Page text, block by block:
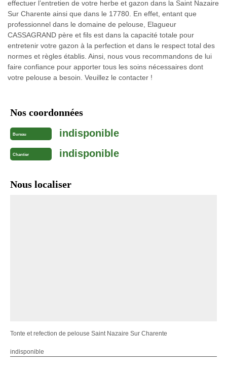
effectuer l’entretien de votre herbe et gazon dans la Saint Nazaire
Sur Charente ainsi que dans le 17780. En effet, entant que
professionnel dans le domaine de pelouse, Elagueur
CASSAGRAND père et fils est dans la capacité totale pour
entretenir votre gazon à la perfection et dans le respect total des
normes et règles établis. Ainsi, nous vous recommandons de lui
faire confiance pour apporter tous les soins nécessaires dont
votre pelouse a besoin. Veuillez le contacter !
Nos coordonnées
Bureau indisponible
Chantier indisponible
Nous localiser
Tonte et refection de pelouse Saint Nazaire Sur Charente
indisponible